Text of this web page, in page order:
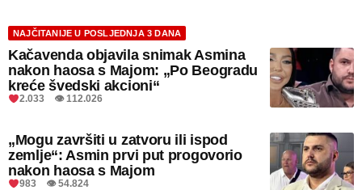
NAJČITANIJE U POSLJEDNJA 3 DANA
Kačavenda objavila snimak Asmina
nakon haosa s Majom: „Po Beogradu
kreće švedski akcioni“
2.033 👁 112.026
„Mogu završiti u zatvoru ili ispod
zemlje“: Asmin prvi put progovorio
nakon haosa s Majom
983 👁 54.824